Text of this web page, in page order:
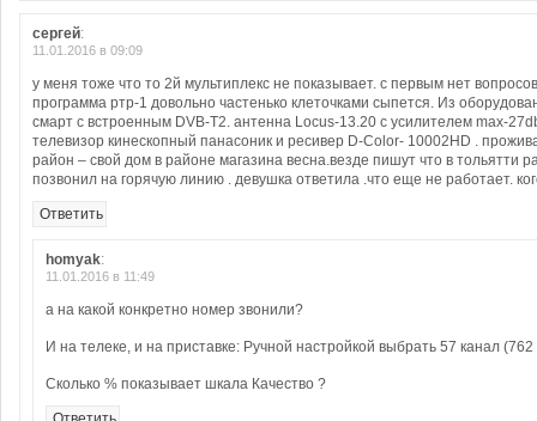
сергей:
11.01.2016 в 09:09
у меня тоже что то 2й мультиплекс не показывает. с первым нет
программа ртр-1 довольно частенько клеточками сыпется. Из
смарт с встроенным DVB-T2. антенна Locus-13.20 с усилителем max-
телевизор кинескопный панасоник и ресивер D-Color- 10002HD .
район – свой дом в районе магазина весна.везде пишут что в тольятти
позвонил на горячую линию . девушка ответила .что еще не работает.
Ответить
homyak:
11.01.2016 в 11:49
а на какой конкретно номер звонили?
И на телеке, и на приставке: Ручной настройкой выбрать 57 канал
Сколько % показывает шкала Качество ?